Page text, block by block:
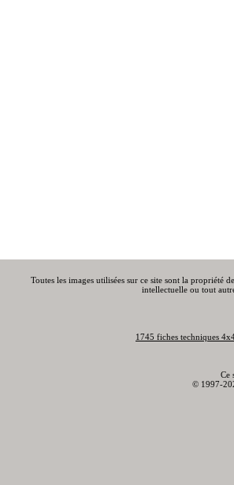
Toutes les images utilisées sur ce site sont la propriété
intellectuelle ou tout
1745 fiches techniques
Ce
© 1997-